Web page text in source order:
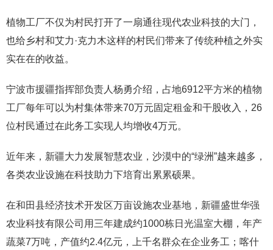
植物工厂不仅为村民打开了一扇通往现代农业科技的大门，
也给乡村和艾力·克力木这样的村民们带来了传统种植之外实
实在在的收益。
宁波市援疆指挥部负责人杨勇介绍，占地6912平方米的植物
工厂每年可以为村集体带来70万元固定租金和干股收入，26
位村民通过在此务工实现人均增收4万元。
近年来，新疆大力发展智慧农业，沙漠中的“绿洲”越来越多，
各类农业设施在科技助力下培育出累累硕果。
在和田县经济技术开发区万亩设施农业基地，新疆盛世华强
农业科技有限公司用三年建成约1000栋日光温室大棚，年产
蔬菜7万吨，产值约2.4亿元，上千名群众在企业务工；喀什